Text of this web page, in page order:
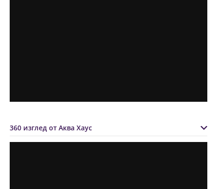
360 изглед от Аква Хаус